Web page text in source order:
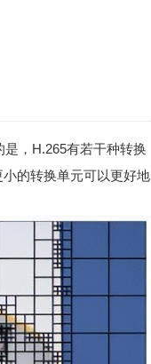
，H.265有若干种转换
的转换单元可以更好地